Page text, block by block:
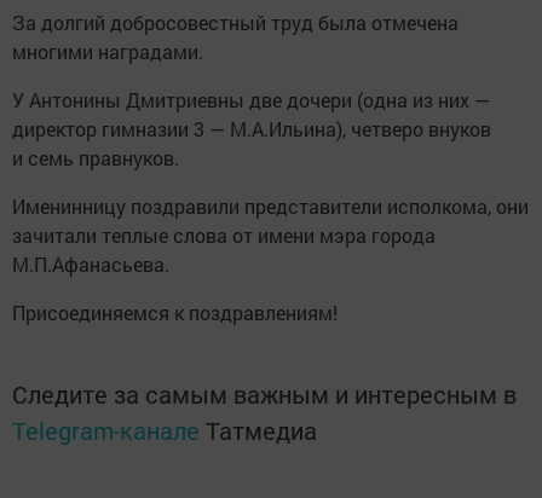
За долгий добросовестный труд была отмечена
многими наградами.
У Антонины Дмитриевны две дочери (одна из них —
директор гимназии 3 — М.А.Ильина), четверо внуков
и семь правнуков.
Именинницу поздравили представители исполкома, они
зачитали теплые слова от имени мэра города
М.П.Афанасьева.
Присоединяемся к поздравлениям!
Следите за самым важным и интересным в
Telegram-канале Татмедиа